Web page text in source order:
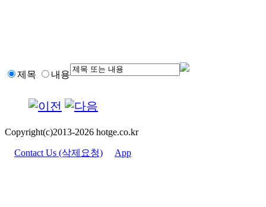
제목 내용
Copyright(c)2013-2026 hotge.co.kr
Contact Us (삭제요청) App